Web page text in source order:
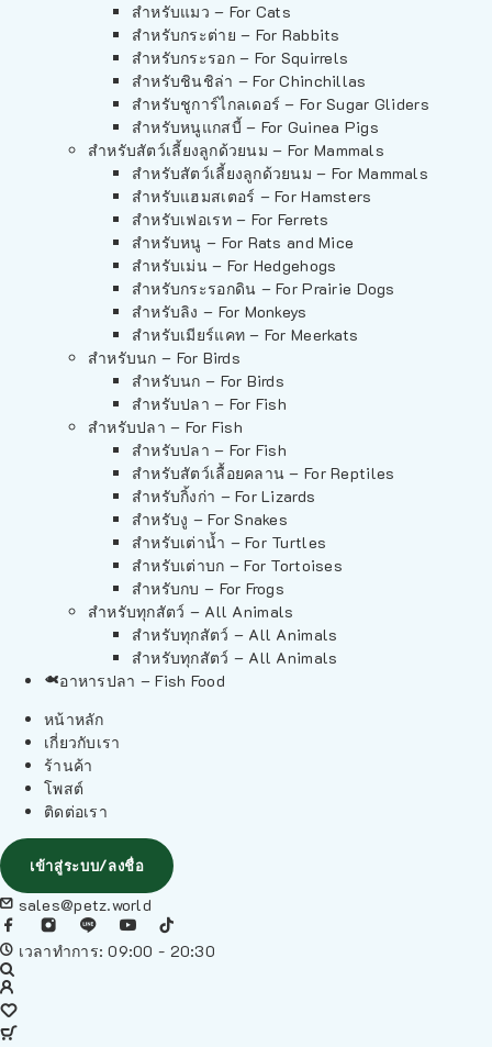
สำหรับแมว – For Cats
สำหรับกระต่าย – For Rabbits
สำหรับกระรอก – For Squirrels
สำหรับชินชิล่า – For Chinchillas
สำหรับชูการ์ไกลเดอร์ – For Sugar Gliders
สำหรับหนูแกสบี้ – For Guinea Pigs
สำหรับสัตว์เลี้ยงลูกด้วยนม – For Mammals
สำหรับสัตว์เลี้ยงลูกด้วยนม – For Mammals
สำหรับแฮมสเตอร์ – For Hamsters
สำหรับเฟอเรท – For Ferrets
สำหรับหนู – For Rats and Mice
สำหรับเม่น – For Hedgehogs
สำหรับกระรอกดิน – For Prairie Dogs
สำหรับลิง – For Monkeys
สำหรับเมียร์แคท – For Meerkats
สำหรับนก – For Birds
สำหรับนก – For Birds
สำหรับปลา – For Fish
สำหรับปลา – For Fish
สำหรับปลา – For Fish
สำหรับสัตว์เลื้อยคลาน – For Reptiles
สำหรับกิ้งก่า – For Lizards
สำหรับงู – For Snakes
สำหรับเต่าน้ำ – For Turtles
สำหรับเต่าบก – For Tortoises
สำหรับกบ – For Frogs
สำหรับทุกสัตว์ – All Animals
สำหรับทุกสัตว์ – All Animals
สำหรับทุกสัตว์ – All Animals
อาหารปลา – Fish Food
หน้าหลัก
เกี่ยวกับเรา
ร้านค้า
โพสต์
ติดต่อเรา
เข้าสู่ระบบ/ลงชื่อ
sales@petz.world
เวลาทำการ: 09:00 - 20:30